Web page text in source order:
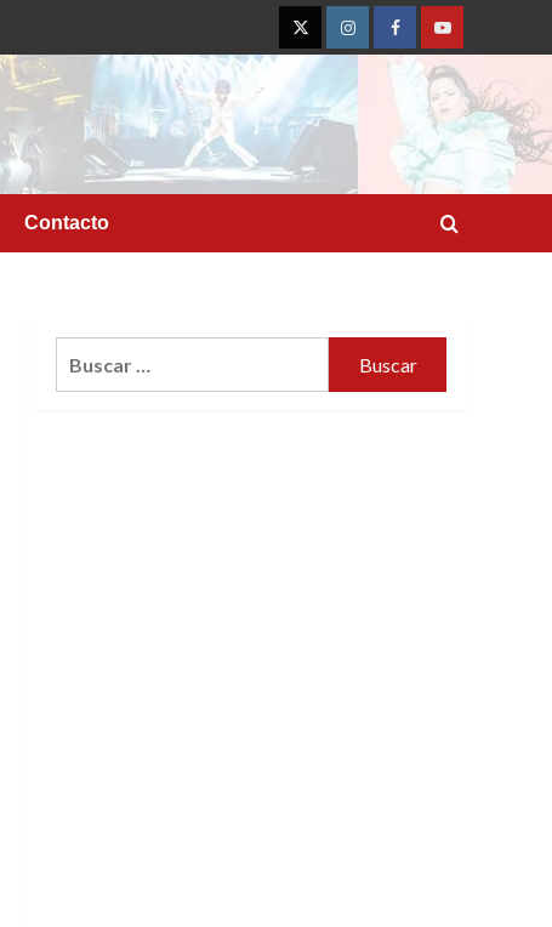
TwitterInstagramFacebookYouTube
Contacto